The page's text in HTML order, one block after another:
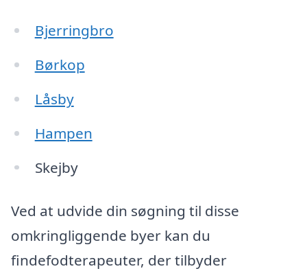
Bjerringbro
Børkop
Låsby
Hampen
Skejby
Ved at udvide din søgning til disse
omkringliggende byer kan du
findefodterapeuter, der tilbyder